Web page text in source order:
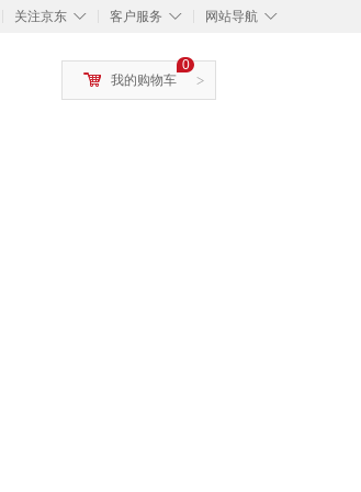
◇
关注京东 ◇
客户服务 ◇
网站导航
>
0
我的购物车